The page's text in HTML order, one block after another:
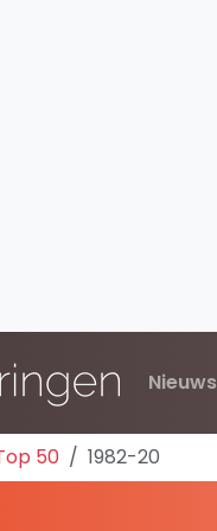
Nieuws
50 1982-20